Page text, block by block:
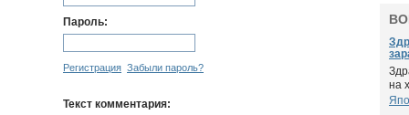
Пароль:
Регистрация Забыли пароль?
Текст комментария:
на